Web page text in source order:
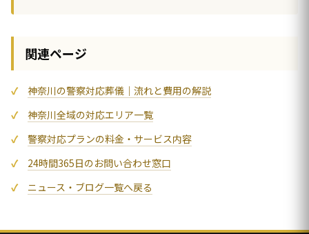
関連ページ
神奈川の警察対応葬儀｜流れと費用の解説
神奈川全域の対応エリア一覧
警察対応プランの料金・サービス内容
24時間365日のお問い合わせ窓口
ニュース・ブログ一覧へ戻る